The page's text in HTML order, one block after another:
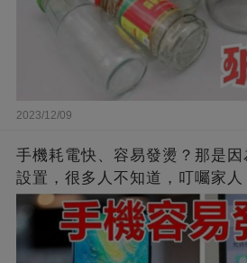
2023/12/09
手機耗電快、容易發燙？那是
設置，很多人不知道，叮囑家人